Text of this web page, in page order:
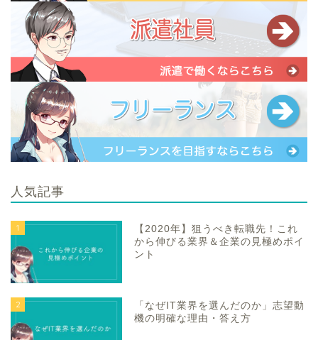
人気記事
1
【2020年】狙うべき転職先！これ
から伸びる業界＆企業の見極めポイ
ント
2
「なぜIT業界を選んだのか」志望動
機の明確な理由・答え方